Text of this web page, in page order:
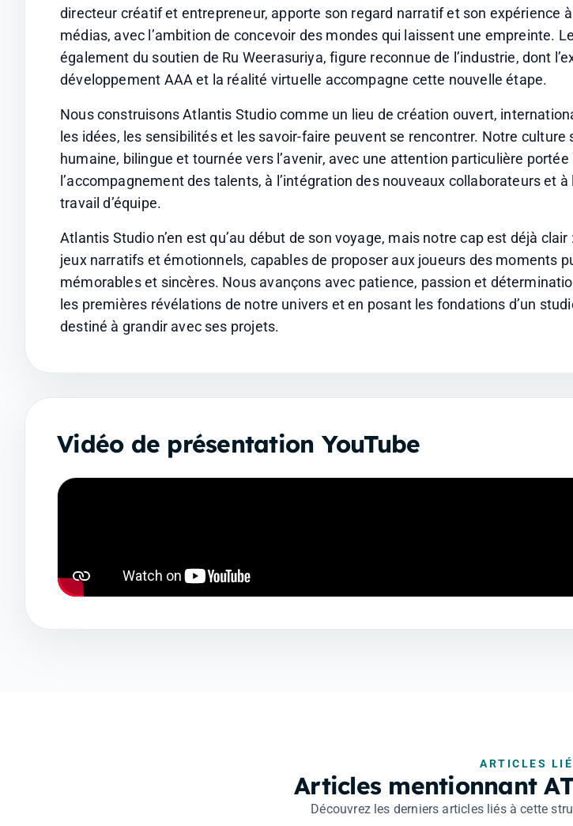
directeur créatif et entrepreneur, apporte son regard narratif et son expérience
médias, avec l’ambition de concevoir des mondes qui laissent une empreinte.
également du soutien de Ru Weerasuriya, figure reconnue de l’industrie, dont
développement AAA et la réalité virtuelle accompagne cette nouvelle étape.
Nous construisons Atlantis Studio comme un lieu de création ouvert,
les idées, les sensibilités et les savoir-faire peuvent se rencontrer. Notre culture
humaine, bilingue et tournée vers l’avenir, avec une attention particulière portée
l’accompagnement des talents, à l’intégration des nouveaux collaborateurs et à
travail d’équipe.
Atlantis Studio n’en est qu’au début de son voyage, mais notre cap est déjà
jeux narratifs et émotionnels, capables de proposer aux joueurs des moments
mémorables et sincères. Nous avançons avec patience, passion et
les premières révélations de notre univers et en posant les fondations d’un
destiné à grandir avec ses projets.
Vidéo de présentation YouTube
ARTICLES
Articles mentionnant
Découvrez les derniers articles liés à cette